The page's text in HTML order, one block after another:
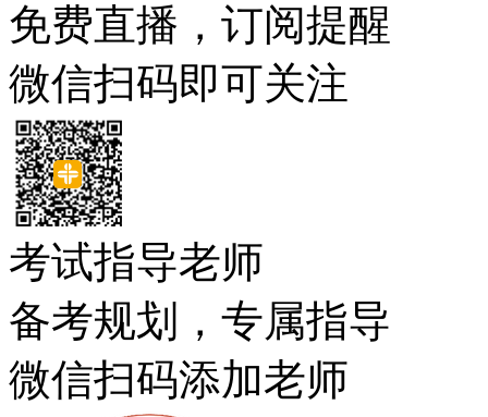
免费直播，订阅提醒
微信扫码即可关注
考试指导老师
备考规划，专属指导
微信扫码添加老师